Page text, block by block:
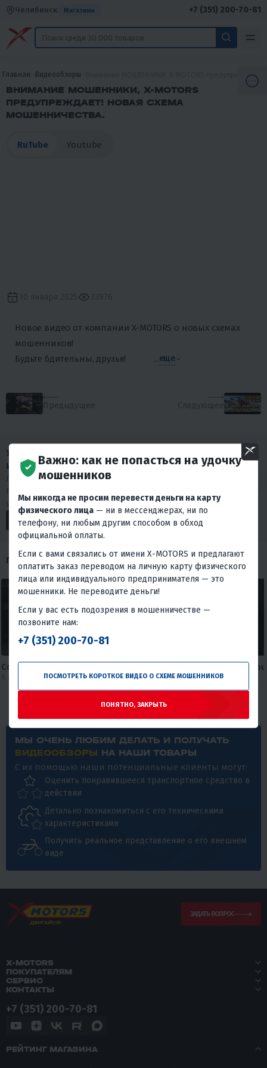
Челябинск Магазины +7 (351) 200-70-81
Главная Видеообзоры Внимание МОШЕННИКИ, X-MOTORS предупреждает!
ВНИМАНИЕ МОШЕННИКИ, X-MOTORS
ПРЕДУПРЕЖДАЕТ! НОВАЯ СХЕМА
МОШЕННИЧЕСТВА.
RuTube Youtube
Новое видео от компании X-MOTORS о новых схемах
мошенников!
Будьте бдительны, друзья!
...еще
Предыдущее Следующее
У НАС МНОГО
ИНТЕРЕСНОГО КОНТЕНТА!
Любишь драйв и интересуешься мототехникой?
Подписывайся на наши социальные сети. У нас много
интересного.
ПОХОЖИЕ ОБЗОРЫ
Сориентировался 😅
8 августа 2026
И Wi-fi подключил, и
приобрел😅
МЫ ОЧЕНЬ ЛЮБИМ ДЕЛАТЬ И ПОЛУЧАТЬ
ВИДЕООБЗОРЫ НА НАШИ ТОВАРЫ
С их помощью наши потенциальные клиенты могут:
Оценить понравившееся транспортное средство в
действии
Детально познакомиться с его техническими
характеристиками
Получить реальное представление о его внешнем
виде
ЗАДАТЬ ВОПРОС
X-MOTORS
ПОКУПАТЕЛЯМ
СЕРВИС
КОНТАКТЫ
+7 (351) 200-70-81
РЕЙТИНГ МАГАЗИНА
Важно: как не попасться на удочку
мошенников
Мы никогда не просим перевести деньги на карту
физического лица — ни в мессенджерах, ни по
телефону, ни любым другим способом в обход
официальной оплаты.
Если с вами связались от имени X-MOTORS и предлагают
оплатить заказ переводом на личную карту физического
лица или индивидуального предпринимателя — это
мошенники. Не переводите деньги!
Если у вас есть подозрения в мошенничестве —
позвоните нам:
+7 (351) 200-70-81
ПОСМОТРЕТЬ КОРОТКОЕ ВИДЕО О СХЕМЕ МОШЕННИКОВ
ПОНЯТНО, ЗАКРЫТЬ